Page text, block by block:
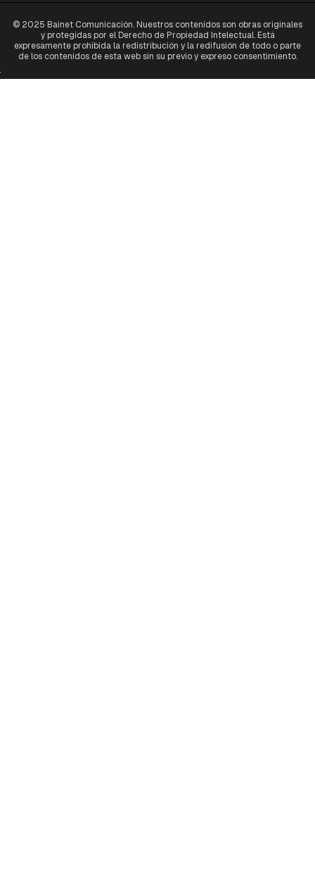
© 2025 Bainet Comunicación. Nuestros contenidos son obras originales
y protegidas por el Derecho de Propiedad Intelectual. Está
expresamente prohibida la redistribución y la redifusión de todo o parte
de los contenidos de esta web sin su previo y expreso consentimiento.